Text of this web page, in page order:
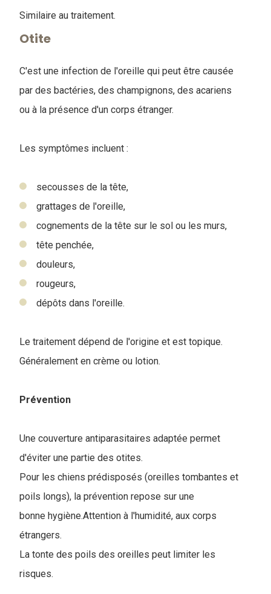
Similaire au traitement.
Otite
C'est une infection de l'oreille qui peut être causée
par des bactéries, des champignons, des acariens
ou à la présence d'un corps étranger.
Les symptômes incluent :
secousses de la tête,
grattages de l'oreille,
cognements de la tête sur le sol ou les murs,
tête penchée,
douleurs,
rougeurs,
dépôts dans l'oreille.
Le traitement dépend de l'origine et est topique.
Généralement en crème ou lotion.
Prévention
Une couverture antiparasitaires adaptée permet
d'éviter une partie des otites.
Pour les chiens prédisposés (oreilles tombantes et
poils longs), la prévention repose sur une
bonne hygiène.Attention à l'humidité, aux corps
étrangers.
La tonte des poils des oreilles peut limiter les
risques.